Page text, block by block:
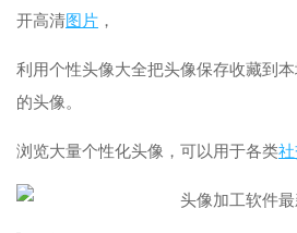
开高清图片 ，
利用个性头像大全把头像保存收藏到
的头像。
浏览大量个性化头像，可以用于各类